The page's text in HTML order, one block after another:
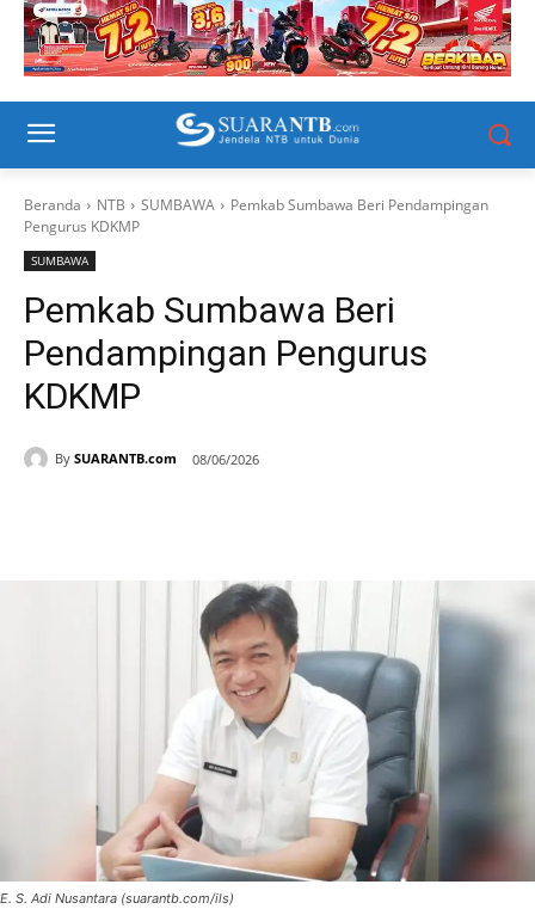
Beranda NTB SUMBAWA
Pemkab Sumbawa Beri Pendampingan
Pengurus KDKMP
SUMBAWA
Pemkab Sumbawa Beri
Pendampingan Pengurus
KDKMP
By SUARANTB.com 08/06/2026
E. S. Adi Nusantara (suarantb.com/ils)